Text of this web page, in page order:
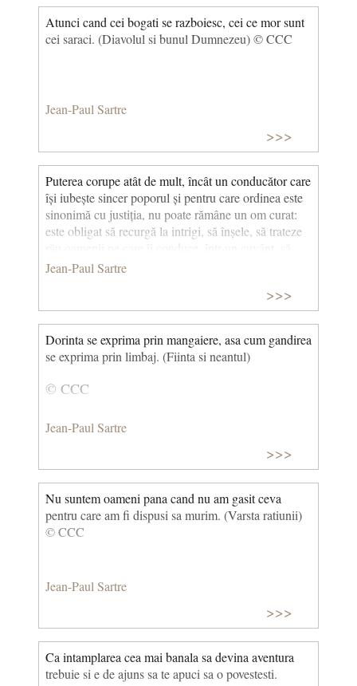
Atunci cand cei bogati se razboiesc, cei ce mor sunt
cei saraci. (Diavolul si bunul Dumnezeu) © CCC
Jean-Paul Sartre
>>>
Puterea corupe atât de mult, încât un conducător care
își iubește sincer poporul și pentru care ordinea este
sinonimă cu justiția, nu poate rămâne un om curat:
este obligat să recurgă la intrigi, să înșele, să trateze
devină „călău și măcelar”. (Diavolul și Bunul
Jean-Paul Sartre
>>>
Dorinta se exprima prin mangaiere, asa cum gandirea
se exprima prin limbaj. (Fiinta si neantul)
© CCC
Jean-Paul Sartre
>>>
Nu suntem oameni pana cand nu am gasit ceva
pentru care am fi dispusi sa murim. (Varsta ratiunii)
© CCC
Jean-Paul Sartre
>>>
Ca intamplarea cea mai banala sa devina aventura
trebuie si e de ajuns sa te apuci sa o povestesti.